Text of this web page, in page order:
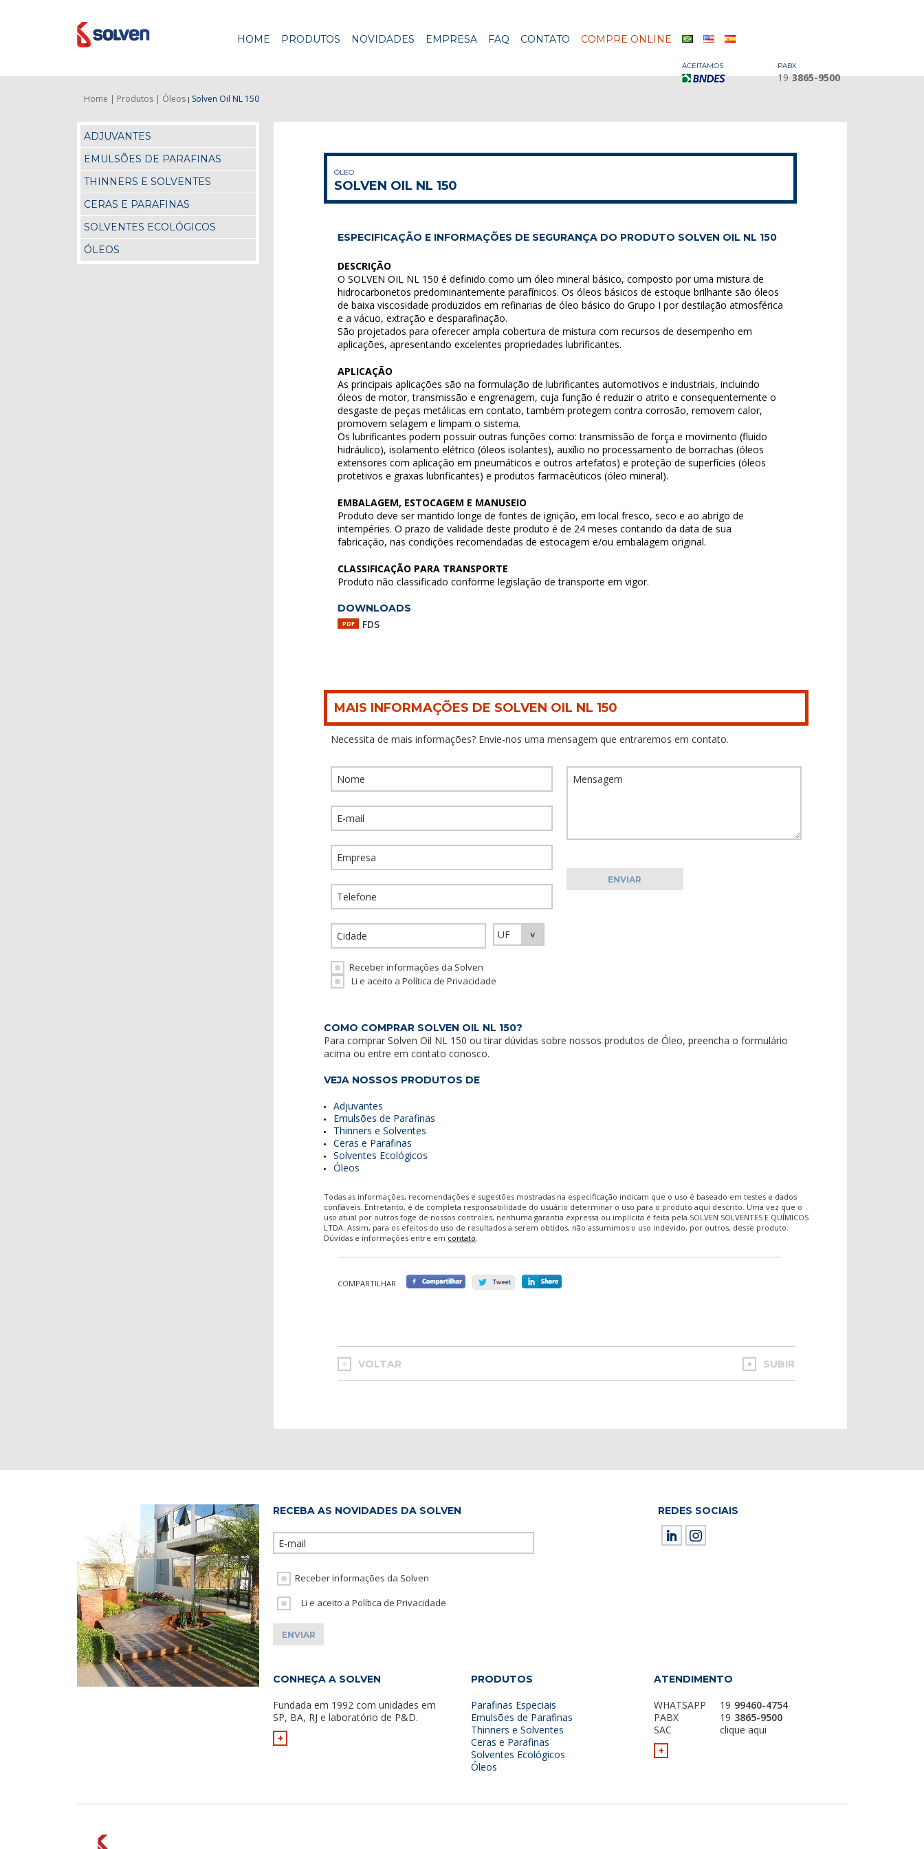
HOME PRODUTOS NOVIDADES EMPRESA FAQ CONTATO COMPRE ONLINE
ACEITAMOS PABX
19 3865-9500
Home | Produtos | Óleos | Solven Oil NL 150
ADJUVANTES
EMULSÕES DE PARAFINAS
THINNERS E SOLVENTES
CERAS E PARAFINAS
SOLVENTES ECOLÓGICOS
ÓLEOS
ÓLEO
SOLVEN OIL NL 150
ESPECIFICAÇÃO E INFORMAÇÕES DE SEGURANÇA DO PRODUTO SOLVEN OIL NL 150
DESCRIÇÃO
O SOLVEN OIL NL 150 é definido como um óleo mineral básico, composto por uma mistura de
hidrocarbonetos predominantemente parafínicos. Os óleos básicos de estoque brilhante são óleos
de baixa viscosidade produzidos em refinarias de óleo básico do Grupo I por destilação atmosférica
e a vácuo, extração e desparafinação.
São projetados para oferecer ampla cobertura de mistura com recursos de desempenho em
aplicações, apresentando excelentes propriedades lubrificantes.
APLICAÇÃO
As principais aplicações são na formulação de lubrificantes automotivos e industriais, incluindo
óleos de motor, transmissão e engrenagem, cuja função é reduzir o atrito e consequentemente o
desgaste de peças metálicas em contato, também protegem contra corrosão, removem calor,
promovem selagem e limpam o sistema.
Os lubrificantes podem possuir outras funções como: transmissão de força e movimento (fluido
hidráulico), isolamento elétrico (óleos isolantes), auxílio no processamento de borrachas (óleos
extensores com aplicação em pneumáticos e outros artefatos) e proteção de superfícies (óleos
protetivos e graxas lubrificantes) e produtos farmacêuticos (óleo mineral).
EMBALAGEM, ESTOCAGEM E MANUSEIO
Produto deve ser mantido longe de fontes de ignição, em local fresco, seco e ao abrigo de
intempéries. O prazo de validade deste produto é de 24 meses contando da data de sua
fabricação, nas condições recomendadas de estocagem e/ou embalagem original.
CLASSIFICAÇÃO PARA TRANSPORTE
Produto não classificado conforme legislação de transporte em vigor.
DOWNLOADS
PDF FDS
MAIS INFORMAÇÕES DE SOLVEN OIL NL 150
Necessita de mais informações? Envie-nos uma mensagem que entraremos em contato.
Receber informações da Solven
Li e aceito a Política de Privacidade
COMO COMPRAR SOLVEN OIL NL 150?
Para comprar Solven Oil NL 150 ou tirar dúvidas sobre nossos produtos de Óleo, preencha o formulário
acima ou entre em contato conosco.
VEJA NOSSOS PRODUTOS DE
Adjuvantes
Emulsões de Parafinas
Thinners e Solventes
Ceras e Parafinas
Solventes Ecológicos
Óleos
Todas as informações, recomendações e sugestões mostradas na especificação indicam que o uso é baseado em testes e dados
confiáveis. Entretanto, é de completa responsabilidade do usuário determinar o uso para o produto aqui descrito. Uma vez que o
uso atual por outros foge de nossos controles, nenhuma garantia expressa ou implícita é feita pela SOLVEN SOLVENTES E QUÍMICOS
LTDA. Assim, para os efeitos do uso de resultados a serem obtidos, não assumimos o uso indevido, por outros, desse produto.
Dúvidas e informações entre em contato.
COMPARTILHAR
< VOLTAR SUBIR
RECEBA AS NOVIDADES DA SOLVEN
Receber informações da Solven
Li e aceito a Política de Privacidade
REDES SOCIAIS
CONHEÇA A SOLVEN
Fundada em 1992 com unidades em
SP, BA, RJ e laboratório de P&D.
+
PRODUTOS
Parafinas Especiais
Emulsões de Parafinas
Thinners e Solventes
Ceras e Parafinas
Solventes Ecológicos
Óleos
ATENDIMENTO
WHATSAPP
PABX
SAC
+
19 99460-4754
19 3865-9500
clique aqui